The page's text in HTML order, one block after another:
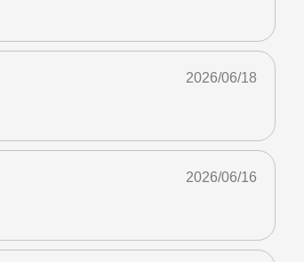
2026/06/18
2026/06/16